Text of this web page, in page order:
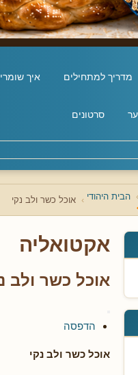
מדריך למתחילים איך
סרטונים
הבית היהודי אוכל כשר ולב נקי
אקטואליה
אוכל כשר ולב
הדפסה
אוכל כשר ולב נקי